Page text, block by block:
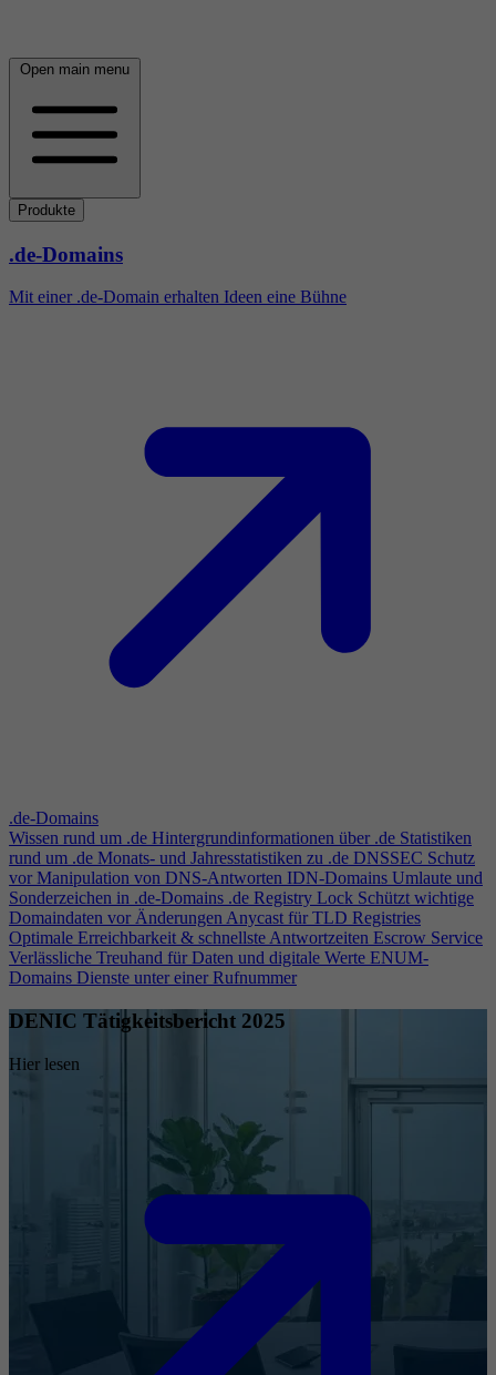
Open main menu
Produkte
.de-Domains
Mit einer .de-Domain erhalten Ideen eine Bühne
.de-Domains
Wissen rund um .de Hintergrundinformationen über .de Statistiken
rund um .de Monats- und Jahresstatistiken zu .de DNSSEC Schutz
vor Manipulation von DNS-Antworten IDN-Domains Umlaute und
Sonderzeichen in .de-Domains .de Registry Lock Schützt wichtige
Domaindaten vor ÄnderungenAnycast für TLD Registries
Optimale Erreichbarkeit & schnellste Antwortzeiten Escrow Service
Verlässliche Treuhand für Daten und digitale Werte ENUM-
Domains Dienste unter einer Rufnummer
DENIC Tätigkeitsbericht 2025
Hier lesen